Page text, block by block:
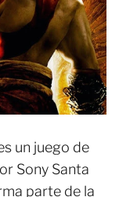
un juego de
Sony Santa
parte de la